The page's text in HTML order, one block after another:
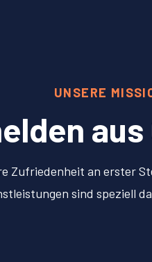
UNSERE
Zufriedenheit an erster
sind speziell